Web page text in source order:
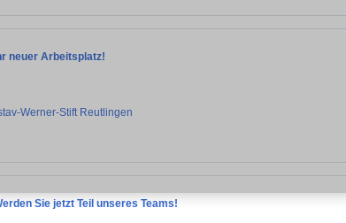
neuer Arbeitsplatz!
Werner-Stift Reutlingen
Sie jetzt Teil unseres Teams!